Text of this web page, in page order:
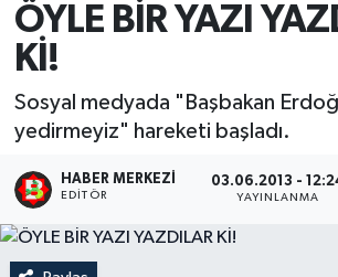
ÖYLE BİR YAZI
Kİ!
Sosyal medyada "Başbakan
yedirmeyiz" hareketi başladı.
HABER MERKEZI
EDITÖR
03.06.2013 -
YAYINLANMA